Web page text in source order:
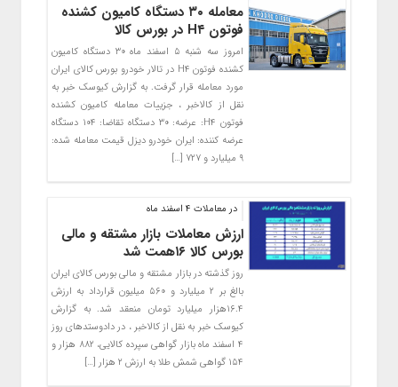
معامله ۳۰ دستگاه کامیون کشنده
فوتون H۴ در بورس کالا
امروز سه شنبه ۵ اسفند ماه ۳۰ دستگاه کامیون
کشنده فوتون H۴ در تالار خودرو بورس کالای ایران
مورد معامله قرار گرفت. به گزارش کیوسک خبر به
نقل از کالاخبر ، جزییات معامله کامیون کشنده
فوتون H۴: عرضه: ۳۰ دستگاه تقاضا: ۱۰۴ دستگاه
عرضه کننده: ایران خودرو دیزل قیمت معامله شده:
۹ میلیارد و ۷۲۷ […]
در معاملات ۴ اسفند ماه
ارزش معاملات بازار مشتقه و مالی
بورس کالا ۱۶همت شد
روز گذشته در بازار مشتقه و مالی بورس کالای ایران
بالغ بر ۲ میلیارد و ۵۶۰ میلیون قرارداد به ارزش
۱۶.۴هزار میلیارد تومان منعقد شد. به گزارش
کیوسک خبر به نقل از کالاخبر ، در دادوستدهای روز
۴ اسفند ماه بازار گواهی سپرده کالایی، ۸۸۲ هزار و
۱۵۴ گواهی شمش طلا به ارزش ۲ هزار […]